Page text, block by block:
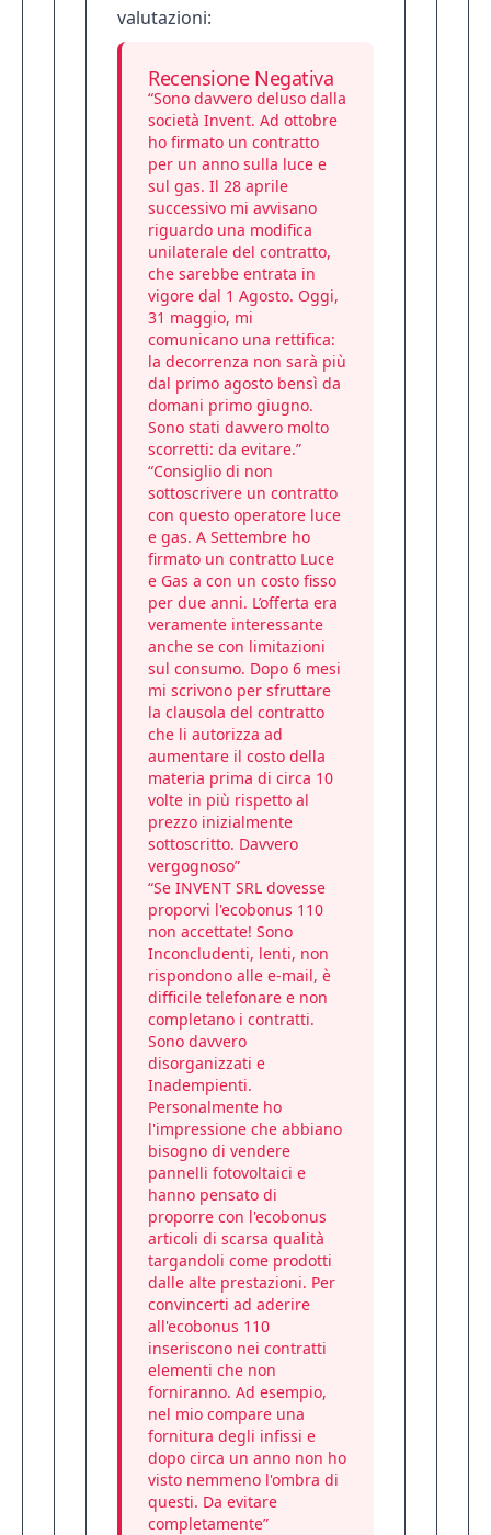
valutazioni:
Recensione Negativa
“Sono davvero deluso dalla
società Invent. Ad ottobre
ho firmato un contratto
per un anno sulla luce e
sul gas. Il 28 aprile
successivo mi avvisano
riguardo una modifica
unilaterale del contratto,
che sarebbe entrata in
vigore dal 1 Agosto. Oggi,
31 maggio, mi
comunicano una rettifica:
la decorrenza non sarà più
dal primo agosto bensì da
domani primo giugno.
Sono stati davvero molto
scorretti: da evitare.”
“Consiglio di non
sottoscrivere un contratto
con questo operatore luce
e gas. A Settembre ho
firmato un contratto Luce
e Gas a con un costo fisso
per due anni. L’offerta era
veramente interessante
anche se con limitazioni
sul consumo. Dopo 6 mesi
mi scrivono per sfruttare
la clausola del contratto
che li autorizza ad
aumentare il costo della
materia prima di circa 10
volte in più rispetto al
prezzo inizialmente
sottoscritto. Davvero
vergognoso”
“Se INVENT SRL dovesse
proporvi l'ecobonus 110
non accettate! Sono
Inconcludenti, lenti, non
rispondono alle e-mail, è
difficile telefonare e non
completano i contratti.
Sono davvero
disorganizzati e
Inadempienti.
Personalmente ho
l'impressione che abbiano
bisogno di vendere
pannelli fotovoltaici e
hanno pensato di
proporre con l'ecobonus
articoli di scarsa qualità
targandoli come prodotti
dalle alte prestazioni. Per
convincerti ad aderire
all'ecobonus 110
inseriscono nei contratti
elementi che non
forniranno. Ad esempio,
nel mio compare una
fornitura degli infissi e
dopo circa un anno non ho
visto nemmeno l'ombra di
questi. Da evitare
completamente”